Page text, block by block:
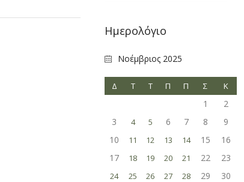
Ημερολόγιο
Νοέμβριος 2025
Δ Τ Τ Π Π Σ Κ
1
2
3
4 5 6 7 8
9
10
11 12 13 14 15
16
17
18 19 20 21 22 23
24 25 26 27 28 29 30